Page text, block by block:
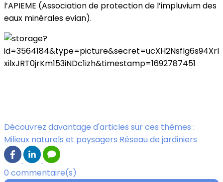
l’APIEME (Association de protection de l’impluvium des
eaux minérales evian).
Découvrez davantage d'articles sur ces thèmes :
Milieux naturels et paysagers Réseau de jardiniers
0 commentaire(s)